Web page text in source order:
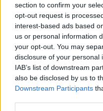
section to confirm your
opt-out request is
interest-based ads based
us or personal information
your opt-out. You may
disclosure of your personal
IAB’s list of downstream
also be disclosed by us to
Downstream Participants
Κιμούλης: Αυτός είναι
κόρης του –